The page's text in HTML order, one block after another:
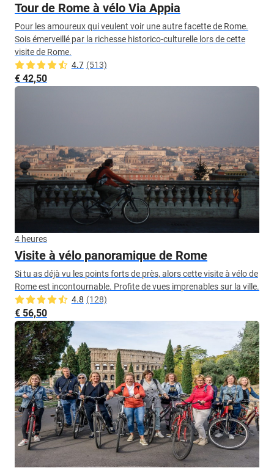
Tour de Rome à vélo Via Appia
Pour les amoureux qui veulent voir une autre facette de Rome.
Sois émerveillé par la richesse historico-culturelle lors de cette
visite de Rome.
4.7 (513)
€ 42,50
4 heures
Visite à vélo panoramique de Rome
Si tu as déjà vu les points forts de près, alors cette visite à vélo de
Rome est incontournable. Profite de vues imprenables sur la ville.
4.8 (128)
€ 56,50